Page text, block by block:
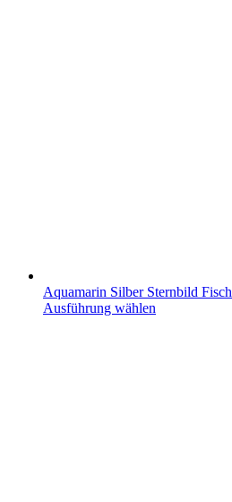
Aquamarin Silber Sternbild Fisch
Ausführung wählen